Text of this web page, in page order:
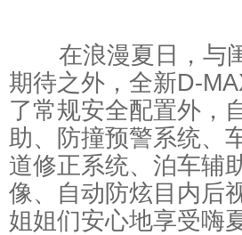
在浪漫夏日，与闺
期待之外，全新D-
了常规安全配置外，
助、防撞预警系统、
道修正系统、泊车辅
像、自动防炫目内后
姐姐们安心地享受嗨